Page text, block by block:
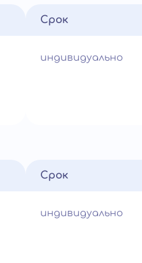
Срок
индивидуально
Срок
индивидуально